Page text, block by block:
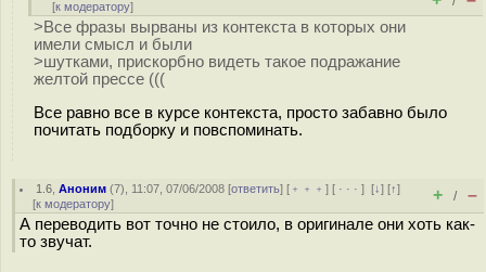
[к модератору]
>Все фразы вырваны из контекста в которых они
имели смысл и были
>шутками, прискорбно видеть такое подражание
желтой прессе (((
Все равно все в курсе контекста, просто забавно было
почитать подборку и повспоминать.
1.6 ,Аноним (7), 11:07, 07/06/2008 [ответить] [ ﹢﹢﹢] [ · · ·][↓] [↑]
[к модератору] + / –
А переводить вот точно не стоило, в оригинале они хоть как-
то звучат.